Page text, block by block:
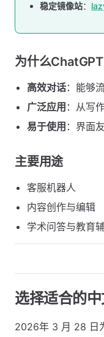
稳定镜像站：
为什么ChatGPT
高效对话：能够
广泛应用 ：从写
易于使用 ：界面
主要用途
客服机器人
内容创作与编辑
学术问答与教育
选择适合的
2026年 3 月 28 日